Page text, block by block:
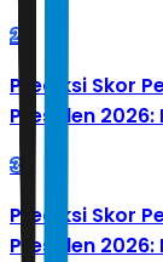
2
Prediksi Skor
Presiden 2026:
3
Prediksi Skor
Presiden